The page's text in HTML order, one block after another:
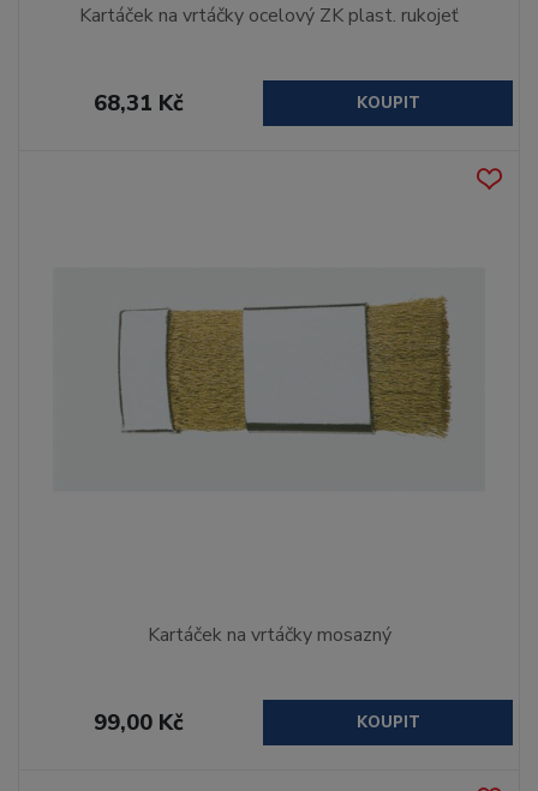
Kartáček na vrtáčky ocelový ZK plast. rukojeť
68,31 Kč KOUPIT
Kartáček na vrtáčky mosazný
99,00 Kč KOUPIT